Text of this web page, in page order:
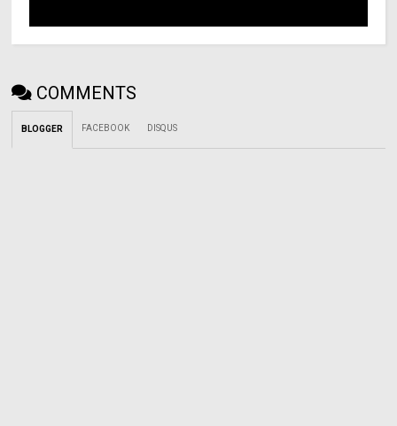
COMMENTS
BLOGGER FACEBOOK DISQUS